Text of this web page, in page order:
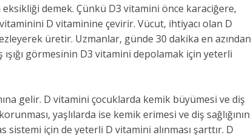
demek. Çünkü D3 vitamini önce karaciğere,
D vitaminine çevirir. Vücut, ihtiyacı olan D
üretir. Uzmanlar, günde 30 dakika en azından
görmesinin D3 vitamini depolamak için yeterli
gelir. D vitamini çocuklarda kemik büyümesi ve diş
yaşlılarda ise kemik erimesi ve diş sağlığının
sistemi için de yeterli D vitamini alınması şarttır. D